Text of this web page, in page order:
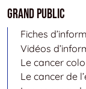
Grand public
Fiches
Vidéos
Le cancer
Le cancer de